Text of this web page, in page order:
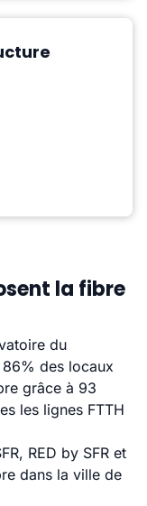
la fibre
du
des locaux
grâce à 93
les lignes FTTH
RED by SFR et
dans la ville de